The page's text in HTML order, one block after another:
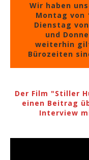
Wir haben
Montag von
Dienstag
und
weiterhin
Bürozeiten
Der Film "Stiller
einen Beitrag
Interview